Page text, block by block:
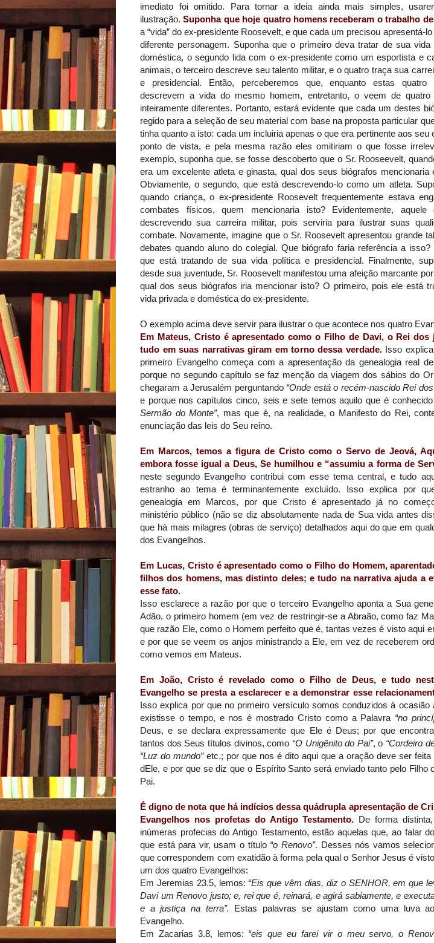
imediato foi omitido. Para tornar a ideia ainda mais simples,
ilustração.Suponha que hoje quatro homens receberam o trabalho
a “vida” do ex-presidente Roosevelt, e que cada um precisou apresentá-
diferente personagem. Suponha que o primeiro deva tratar de sua vida
doméstica, o segundo lida com o ex-presidente como um esportista e
animais, o terceiro descreve seu talento militar, e o quatro traça sua
e presidencial. Então, perceberemos que, enquanto estas quatro
descrevem a vida do mesmo homem, entretanto, o veem de quatro
inteiramente diferentes. Portanto, estará evidente que cada um destes
regido para a seleção de seu material com base na proposta particular
tinha quanto a isto: cada um incluiria apenas o que era pertinente aos seu
ponto de vista, e pela mesma razão eles omitiriam o que fosse
exemplo, suponha que, se fosse descoberto que o Sr. Rooseevelt,
era um excelente atleta e ginasta, qual dos seus biógrafos mencionaria
Obviamente, o segundo, que está descrevendo-lo como um atleta.
quando criança, o ex-presidente Roosevelt frequentemente estava
combates físicos, quem mencionaria isto? Evidentemente, aquele
descrevendo sua carreira militar, pois serviria para ilustrar suas
combate. Novamente, imagine que o Sr. Roosevelt apresentou grande
debates quando aluno do colegial. Que biógrafo faria referência a isso?
que está tratando de sua vida política e presidencial. Finalmente,
desde sua juventude, Sr. Roosevelt manifestou uma afeição marcante
qual dos seus biógrafos iria mencionar isto? O primeiro, pois ele está
vida privada e doméstica do ex-presidente.
O exemplo acima deve servir para ilustrar o que acontece nos quatro
Em Mateus, Cristo é apresentado como o Filho de Davi, o Rei dos
tudo em suas narrativas giram em torno dessa verdade.Isso
primeiro Evangelho começa com a apresentação da genealogia real
porque no segundo capítulo se faz menção da viagem dos sábios do
chegaram a Jerusalém perguntando “Onde está o recém-nascido Rei dos
e porque nos capítulos cinco, seis e sete temos aquilo que é
Sermão do Monte”, mas que é, na realidade, o Manifesto do Rei,
enunciação das leis do Seu reino.
Em Marcos, temos a figura de Cristo como o Servo de Jeová,
embora fosse igual a Deus, Se humilhou e “assumiu a forma de
neste segundo Evangelho contribui com esse tema central, e tudo
estranho ao tema é terminantemente excluído. Isso explica por
genealogia em Marcos, por que Cristo é apresentado já no
ministério público (não se diz absolutamente nada de Sua vida antes
que há mais milagres (obras de serviço) detalhados aqui do que em
dos Evangelhos.
Em Lucas, Cristo é apresentado como o Filho do Homem,
filhos dos homens, mas distinto deles; e tudo na narrativa ajuda a
esse fato.
Isso esclarece a razão por que o terceiro Evangelho aponta a Sua
Adão, o primeiro homem (em vez de restringir-se a Abraão, como faz
que razão Ele, como o Homem perfeito que é, tantas vezes é visto aqui
e por que se veem os anjos ministrando a Ele, em vez de receberem
como vemos em Mateus.
Em João, Cristo é revelado como o Filho de Deus, e tudo
Evangelho se presta a esclarecer e a demonstrar esse
Isso explica por que no primeiro versículo somos conduzidos à ocasião
existisse o tempo, e nos é mostrado Cristo como a Palavra “no
Deus, e se declara expressamente que Ele é Deus; por que
tantos dos Seus títulos divinos, como “O Unigênito do Pai”, o “Cordeiro
“Luz do mundo”etc.; por que nos é dito aqui que a oração deve ser feita
dEle, e por que se diz que o Espírito Santo será enviado tanto pelo Filho
Pai.
É digno de nota que há indícios dessa quádrupla apresentação de
Evangelhos nos profetas do Antigo Testamento. De forma
inúmeras profecias do Antigo Testamento, estão aquelas que, ao falar
que está para vir, usam o título “o Renovo”. Desses nós vamos
que correspondem com exatidão à forma pela qual o Senhor Jesus é
um dos quatro Evangelhos:
Em Jeremias 23.5, lemos: “Eis que vêm dias, diz o SENHOR, em que
Davi um Renovo justo; e, rei que é, reinará, e agirá sabiamente, e
e a justiça na terra”. Estas palavras se ajustam como uma luva
Evangelho.
Em Zacarias 3.8, lemos: “eis que eu farei vir o meu servo, o